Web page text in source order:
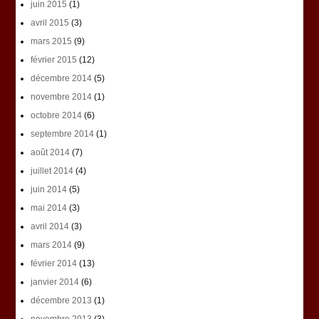
juin 2015 (1)
avril 2015 (3)
mars 2015 (9)
février 2015 (12)
décembre 2014(5)
novembre 2014(1)
octobre 2014(6)
septembre 2014(1)
août 2014(7)
juillet 2014(4)
juin 2014(5)
mai 2014(3)
avril 2014(3)
mars 2014(9)
février 2014(13)
janvier 2014(6)
décembre 2013 (1)